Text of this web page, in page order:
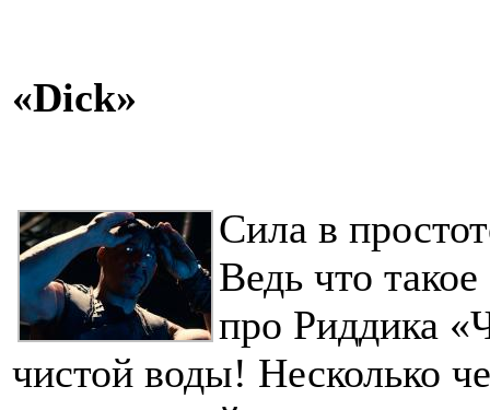
«Dick»
Сила в
Ведь что
про Риддика
чистой воды! Несколько